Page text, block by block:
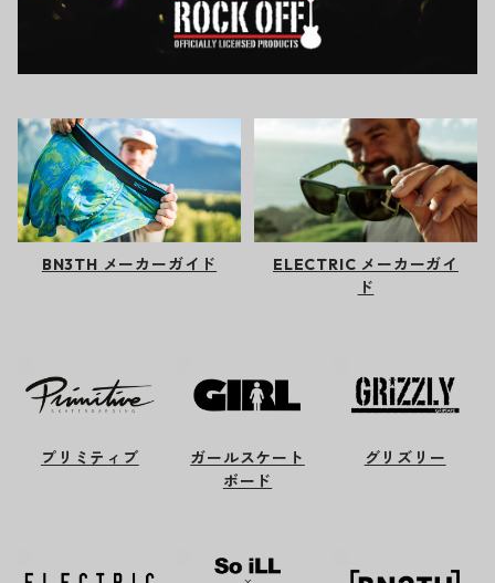
BN3TH メーカーガイド
ELECTRIC メーカーガイ
ド
プリミティブ
ガールスケート
ボード
グリズリー